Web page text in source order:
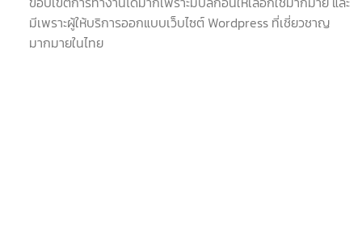
มีเพราะผู้ให้บริการออกแบบเว็บไซต์ Wordpress ที่เชี่ยวชาญ
มากมายในไทย